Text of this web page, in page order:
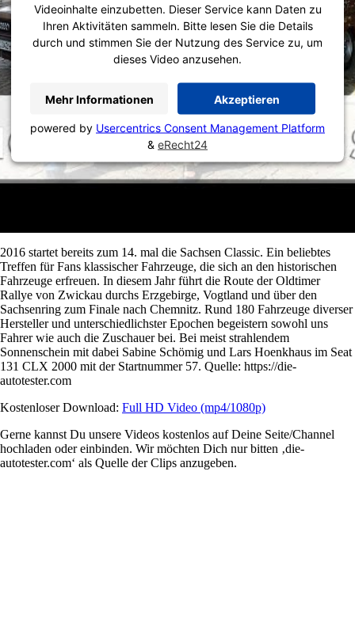
Videoinhalte einzubetten. Dieser Service kann Daten zu
Ihren Aktivitäten sammeln. Bitte lesen Sie die Details
durch und stimmen Sie der Nutzung des Service zu, um
dieses Video anzusehen.
Mehr Informationen Akzeptieren
powered by Usercentrics Consent Management Platform
& eRecht24
2016 startet bereits zum 14. mal die Sachsen Classic. Ein beliebtes
Treffen für Fans klassischer Fahrzeuge, die sich an den historischen
Fahrzeuge erfreuen. In diesem Jahr führt die Route der Oldtimer
Rallye von Zwickau durchs Erzgebirge, Vogtland und über den
Sachsenring zum Finale nach Chemnitz. Rund 180 Fahrzeuge diverser
Hersteller und unterschiedlichster Epochen begeistern sowohl uns
Fahrer wie auch die Zuschauer bei. Bei meist strahlendem
Sonnenschein mit dabei Sabine Schömig und Lars Hoenkhaus im Seat
131 CLX 2000 mit der Startnummer 57. Quelle: https://die-
autotester.com
Kostenloser Download: Full HD Video (mp4/1080p)
Gerne kannst Du unsere Videos kostenlos auf Deine Seite/Channel
hochladen oder einbinden. Wir möchten Dich nur bitten ‚die-
autotester.com‘ als Quelle der Clips anzugeben.